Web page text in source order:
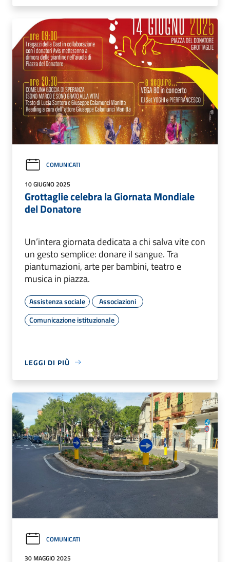
COMUNICATI
10 GIUGNO 2025
Grottaglie celebra la Giornata Mondiale
del Donatore
Un’intera giornata dedicata a chi salva vite con
un gesto semplice: donare il sangue. Tra
piantumazioni, arte per bambini, teatro e
musica in piazza.
Assistenza sociale
Associazioni
Comunicazione istituzionale
LEGGI DI PIÙ
COMUNICATI
30 MAGGIO 2025